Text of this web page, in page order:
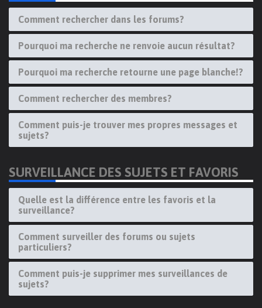
Comment rechercher dans les forums?
Pourquoi ma recherche ne renvoie aucun résultat?
Pourquoi ma recherche retourne une page blanche!?
Comment rechercher des membres?
Comment puis-je trouver mes propres messages et
sujets?
SURVEILLANCE DES SUJETS ET FAVORIS
Quelle est la différence entre les favoris et la
surveillance?
Comment surveiller des forums ou sujets
particuliers?
Comment puis-je supprimer mes surveillances de
sujets?